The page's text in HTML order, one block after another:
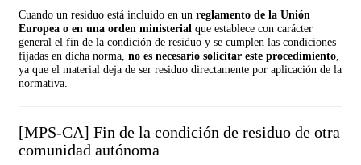
Cuando un residuo está incluido en un reglamento de la Unión
Europea o en una orden ministerial que establece con carácter
general el fin de la condición de residuo y se cumplen las condiciones
fijadas en dicha norma, no es necesario solicitar este procedimiento
ya que el material deja de ser residuo directamente por aplicación de la
normativa.
[MPS-CA] Fin de la condición de residuo de otra
comunidad autónoma